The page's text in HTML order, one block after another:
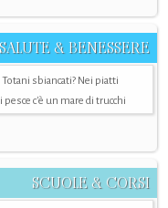
SALUTE & BENESSERE
Totani sbiancati? Nei piatti
pesce c'è un mare di trucchi
SCUOLE & CORSI